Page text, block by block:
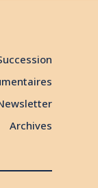
Archives